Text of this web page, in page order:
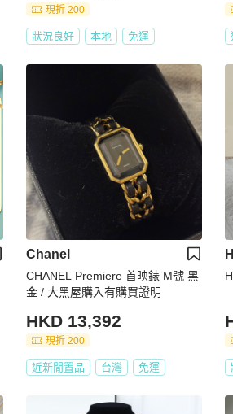
現折 200
狀況良好 本地 免運
Chanel
CHANEL Premiere 首映錶 M號 黑
金 / 大黑屋購入有購買證明
HKD 13,392
現折 200
近新閒置品 台灣 免運